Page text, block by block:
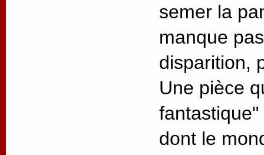
semer la
manque
disparition,
Une pièce
dont le